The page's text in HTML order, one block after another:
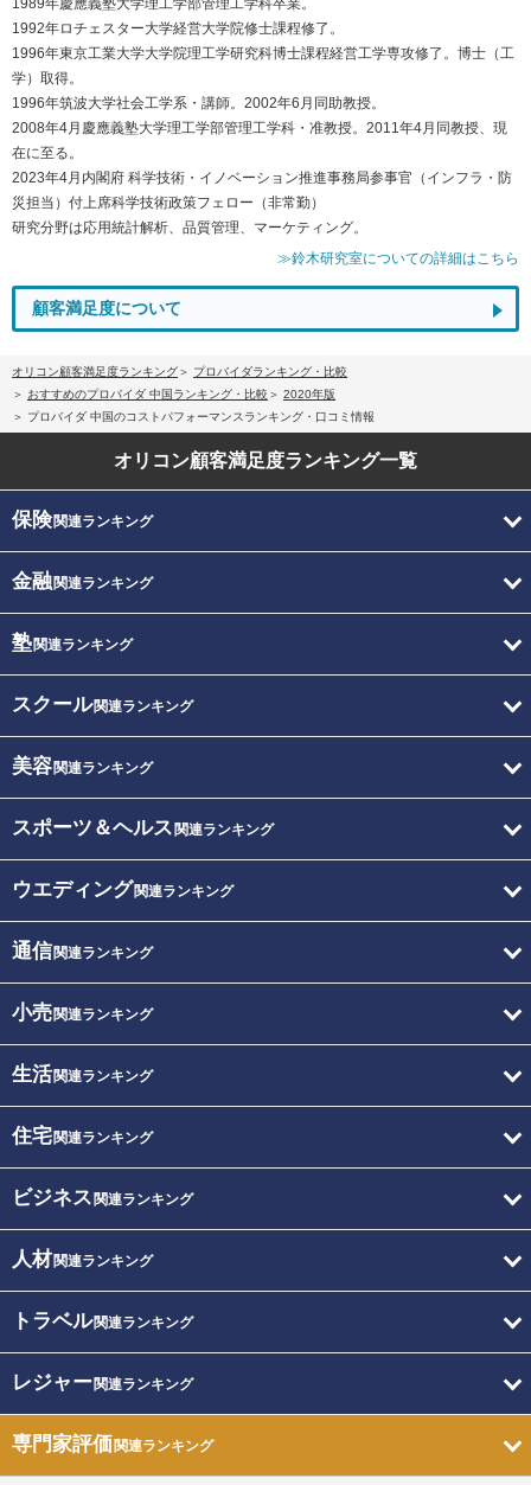
1992年ロチェスター大学経営大学院修士課程修了。
1996年東京工業大学大学院理工学研究科博士課程経営工学専攻修了。博士（工
学）取得。
1996年筑波大学社会工学系・講師。2002年6月同助教授。
2008年4月慶應義塾大学理工学部管理工学科・准教授。2011年4月同教授、現
在に至る。
2023年4月内閣府 科学技術・イノベーション推進事務局参事官（インフラ・防
災担当）付上席科学技術政策フェロー（非常勤）
研究分野は応用統計解析、品質管理、マーケティング。
≫鈴木研究室についての詳細はこちら
顧客満足度について
オリコン顧客満足度ランキング
プロバイダランキング・比較
おすすめのプロバイダ 中国ランキング・比較
2020年版
プロバイダ 中国のコストパフォーマンスランキング・口コミ情報
オリコン顧客満足度ランキング一覧
保険関連ランキング
金融関連ランキング
塾関連ランキング
スクール関連ランキング
美容関連ランキング
スポーツ＆ヘルス 関連ランキング
ウエディング関連ランキング
通信関連ランキング
小売関連ランキング
生活関連ランキング
住宅関連ランキング
ビジネス 関連ランキング
人材関連ランキング
トラベル関連ランキング
レジャー関連ランキング
専門家評価関連ランキング